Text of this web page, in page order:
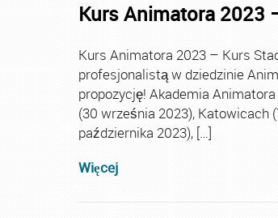
Kurs Animatora 2023
Kurs Animatora 2023 – Kurs
profesjonalistą w dziedzinie
propozycję! Akademia
(30 września 2023), Katowicach
października 2023), […]
Więcej